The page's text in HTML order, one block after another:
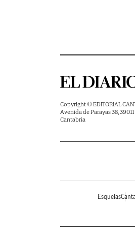
Copyright © EDITORIAL
Avenida de Parayas 38,
Cantabria
Esquelas